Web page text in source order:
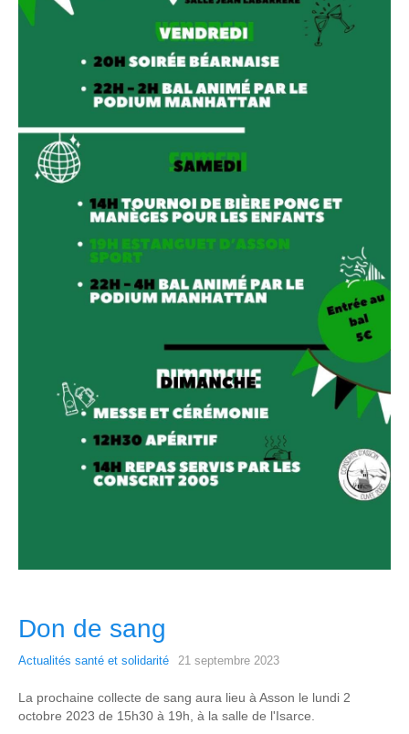
Don de sang
Actualités santé et solidarité 21 septembre 2023
La prochaine collecte de sang aura lieu à Asson le lundi 2
octobre 2023 de 15h30 à 19h, à la salle de l'Isarce.